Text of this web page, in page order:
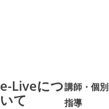
e-Liveにつ
いて
講師・個別
指導